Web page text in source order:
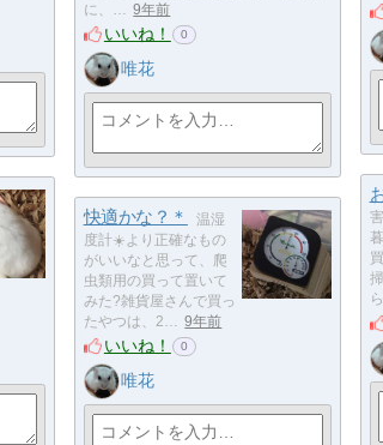
に、…
9年前
いいね！ 0
唯花
快適かな？＊
温湿
度計☀️より正確なもの
がいいなと思って、爬
虫類用の買って置いて
みた?雑貨屋さんで買っ
たやつは、2…
9年前
いいね！ 0
唯花